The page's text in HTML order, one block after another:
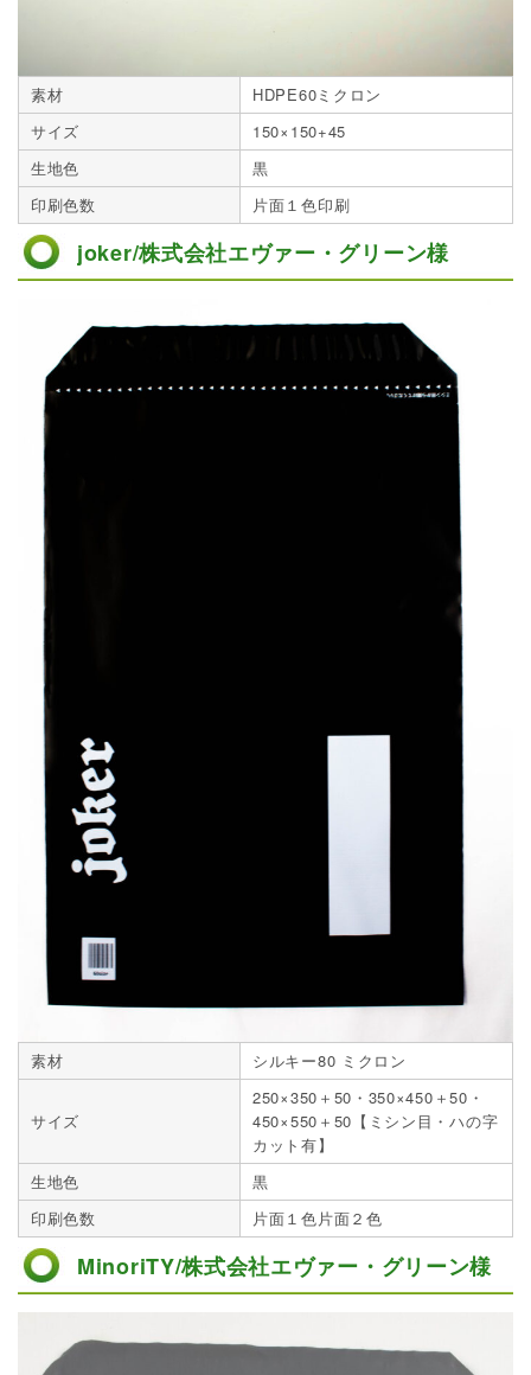
素材
HDPE60ミクロン
サイズ
150×150+45
生地色
黒
印刷色数
片面１色印刷
joker/株式会社エヴァー・グリーン様
素材 シルキー80 ミクロン
サイズ
250×350＋50・350×450＋50・
450×550＋50【ミシン目・ハの字
カット有】
生地色
黒
印刷色数
片面１色片面２色
MinoriTY/株式会社エヴァー・グリーン様